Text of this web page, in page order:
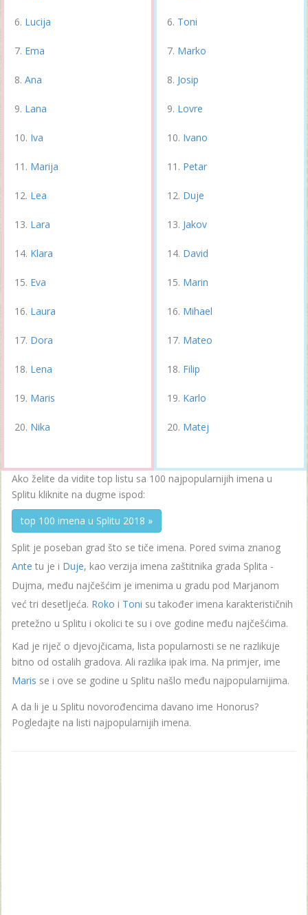
Lucija
Ema
Ana
Lana
Iva
Marija
Lea
Lara
Klara
Eva
Laura
Dora
Lena
Maris
Nika
Toni
Marko
Josip
Lovre
Ivano
Petar
Duje
Jakov
David
Marin
Mihael
Mateo
Filip
Karlo
Matej
Ako želite da vidite top listu sa 100 najpopularnijih imena u
Splitu kliknite na dugme ispod:
top 100 imena u Splitu 2018 »
Split je poseban grad što se tiče imena. Pored svima znanog
Ante tu je i Duje, kao verzija imena zaštitnika grada Splita -
Dujma, među najčešćim je imenima u gradu pod Marjanom
već tri desetljeća. Roko i Toni su također imena karakterističnih
pretežno u Splitu i okolici te su i ove godine među najčešćima.
Kad je riječ o djevojčicama, lista popularnosti se ne razlikuje
bitno od ostalih gradova. Ali razlika ipak ima. Na primjer, ime
Maris se i ove se godine u Splitu našlo među najpopularnijima.
A da li je u Splitu novorođencima davano ime Honorus?
Pogledajte na listi najpopularnijih imena.